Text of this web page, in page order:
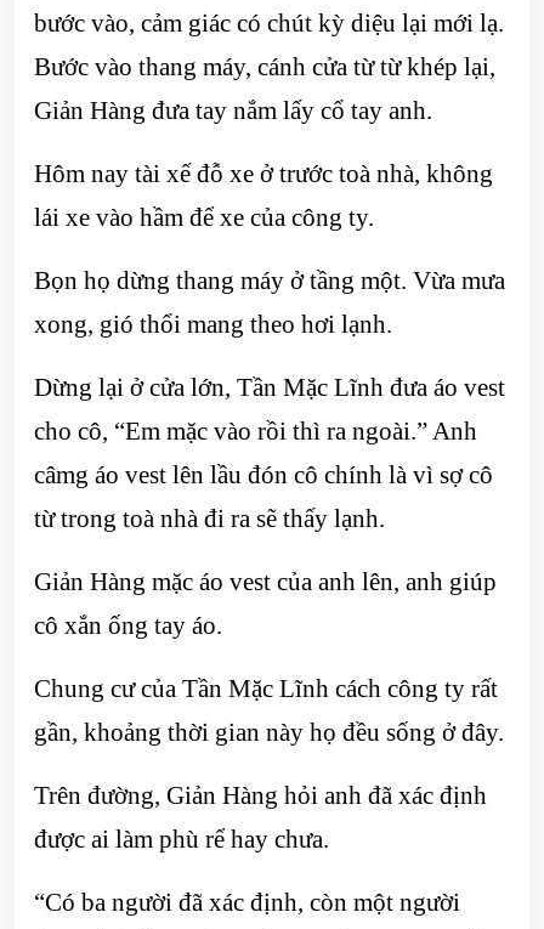
bước vào, cảm giác có chút kỳ diệu lại mới lạ.
Bước vào thang máy, cánh cửa từ từ khép lại,
Giản Hàng đưa tay nắm lấy cổ tay anh.
Hôm nay tài xế đỗ xe ở trước toà nhà, không
lái xe vào hầm để xe của công ty.
Bọn họ dừng thang máy ở tầng một. Vừa mưa
xong, gió thổi mang theo hơi lạnh.
Dừng lại ở cửa lớn, Tần Mặc Lĩnh đưa áo vest
cho cô, “Em mặc vào rồi thì ra ngoài.” Anh
câmg áo vest lên lầu đón cô chính là vì sợ cô
từ trong toà nhà đi ra sẽ thấy lạnh.
Giản Hàng mặc áo vest của anh lên, anh giúp
cô xắn ống tay áo.
Chung cư của Tần Mặc Lĩnh cách công ty rất
gần, khoảng thời gian này họ đều sống ở đây.
Trên đường, Giản Hàng hỏi anh đã xác định
được ai làm phù rể hay chưa.
“Có ba người đã xác định, còn một người